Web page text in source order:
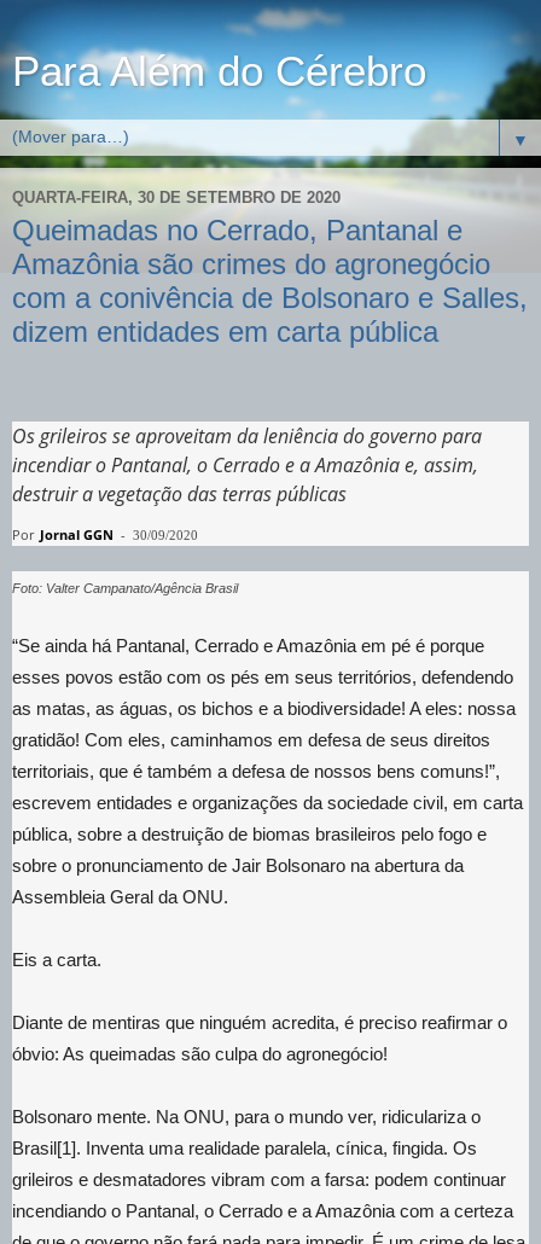
Para Além do Cérebro
▼
QUARTA-FEIRA, 30 DE SETEMBRO DE 2020
Queimadas no Cerrado, Pantanal e
Amazônia são crimes do agronegócio
com a conivência de Bolsonaro e Salles,
dizem entidades em carta pública
Os grileiros se aproveitam da leniência do governo para
incendiar o Pantanal, o Cerrado e a Amazônia e, assim,
destruir a vegetação das terras públicas
Por Jornal GGN - 30/09/2020
Foto: Valter Campanato/Agência Brasil
“Se ainda há Pantanal, Cerrado e Amazônia em pé é porque
esses povos estão com os pés em seus territórios, defendendo
as matas, as águas, os bichos e a biodiversidade! A eles: nossa
gratidão! Com eles, caminhamos em defesa de seus direitos
territoriais, que é também a defesa de nossos bens comuns!”,
escrevem entidades e organizações da sociedade civil, em carta
pública, sobre a destruição de biomas brasileiros pelo fogo e
sobre o pronunciamento de Jair Bolsonaro na abertura da
Assembleia Geral da ONU.
Eis a carta.
Diante de mentiras que ninguém acredita, é preciso reafirmar o
óbvio: As queimadas são culpa do agronegócio!
Bolsonaro mente. Na ONU, para o mundo ver, ridiculariza o
Brasil[1]. Inventa uma realidade paralela, cínica, fingida. Os
grileiros e desmatadores vibram com a farsa: podem continuar
incendiando o Pantanal, o Cerrado e a Amazônia com a certeza